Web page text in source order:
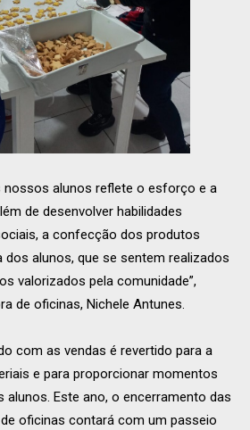
nossos alunos reflete o esforço e a
de desenvolver habilidades
a confecção dos produtos
alunos, que se sentem realizados
valorizados pela comunidade”,
de oficinas, Nichele Antunes.
com as vendas é revertido para a
e para proporcionar momentos
alunos. Este ano, o encerramento das
oficinas contará com um passeio